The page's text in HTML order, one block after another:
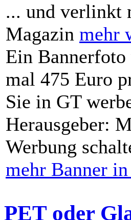
... und verlinkt
Magazin mehr
Ein Bannerfoto
mal 475 Euro
Sie in GT
Herausgeber:
Werbung
mehr Banner
PET oder